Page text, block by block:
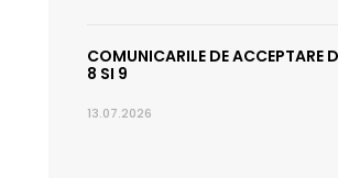
COMUNICARILE DE ACCEPTARE
8 SI 9
13.07.2026